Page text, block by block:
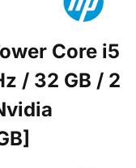
Core i5
/ 32 GB / 2